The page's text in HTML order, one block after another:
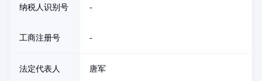
纳税人识别号 -
工商注册号 -
法定代表人 唐军